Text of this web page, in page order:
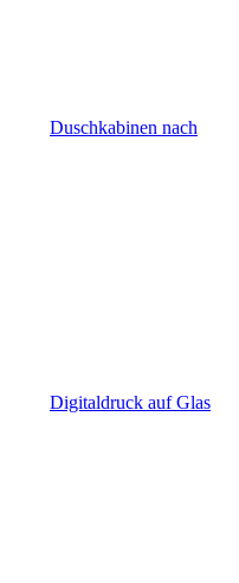
Duschkabinen nach
Digitaldruck auf Glas